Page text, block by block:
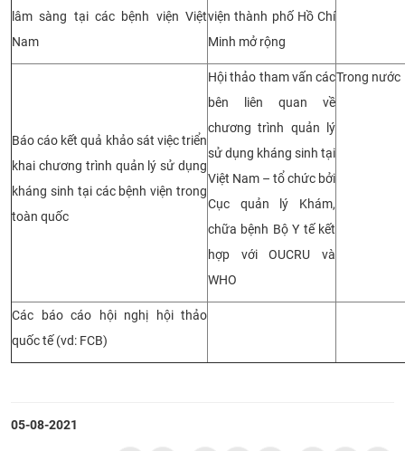
lâm sàng tại các bệnh viện Việt
Nam
viện thành phố Hồ Chí
Minh mở rộng
Báo cáo kết quả khảo sát việc triển
khai chương trình quản lý sử dụng
kháng sinh tại các bệnh viện trong
toàn quốc
Hội thảo tham vấn các
bên liên quan về
chương trình quản lý
sử dụng kháng sinh tại
Việt Nam – tổ chức bởi
Cục quản lý Khám,
chữa bệnh Bộ Y tế kết
hợp với OUCRU và
WHO
Trong nước
Các báo cáo hội nghị hội thảo
quốc tế (vd: FCB)
05-08-2021